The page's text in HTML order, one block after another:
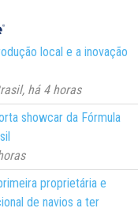
local e a inovação
há 4 horas
showcar da Fórmula
proprietária e
de navios a ter